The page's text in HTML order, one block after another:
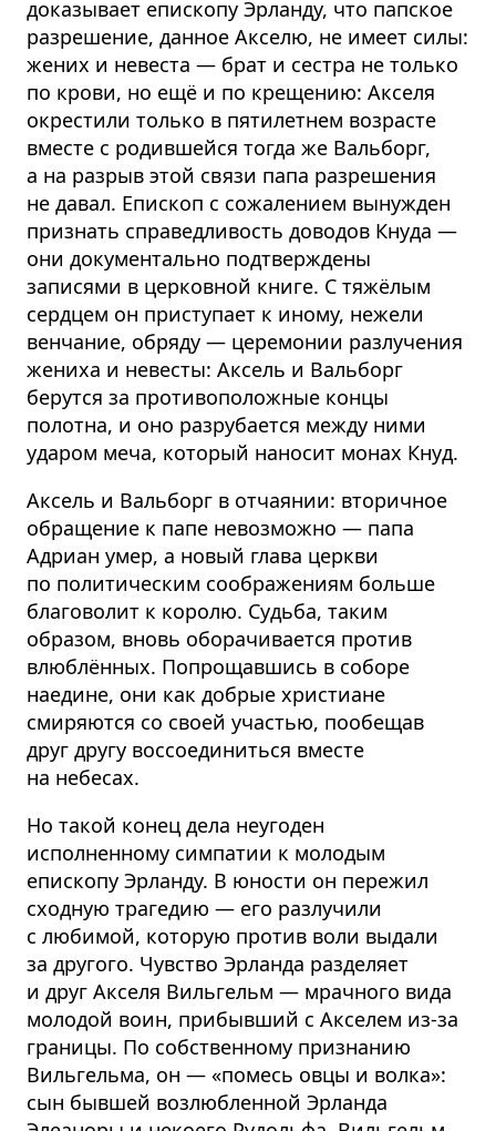
доказывает епископу Эрланду, что папское
разрешение, данное Акселю, не имеет силы:
жених и невеста — брат и сестра не только
по крови, но ещё и по крещению: Акселя
окрестили только в пятилетнем возрасте
вместе с родившейся тогда же Вальборг,
а на разрыв этой связи папа разрешения
не давал. Епископ с сожалением вынужден
признать справедливость доводов Кнуда —
они документально подтверждены
записями в церковной книге. С тяжёлым
сердцем он приступает к иному, нежели
венчание, обряду — церемонии разлучения
жениха и невесты: Аксель и Вальборг
берутся за противоположные концы
полотна, и оно разрубается между ними
ударом меча, который наносит монах Кнуд.
Аксель и Вальборг в отчаянии: вторичное
обращение к папе невозможно — папа
Адриан умер, а новый глава церкви
по политическим соображениям больше
благоволит к королю. Судьба, таким
образом, вновь оборачивается против
влюблённых. Попрощавшись в соборе
наедине, они как добрые христиане
смиряются со своей участью, пообещав
друг другу воссоединиться вместе
на небесах.
Но такой конец дела неугоден
исполненному симпатии к молодым
епископу Эрланду. В юности он пережил
сходную трагедию — его разлучили
с любимой, которую против воли выдали
за другого. Чувство Эрланда разделяет
и друг Акселя Вильгельм — мрачного вида
молодой воин, прибывший с Акселем из-за
границы. По собственному признанию
Вильгельма, он — «помесь овцы и волка»:
сын бывшей возлюбленной Эрланда